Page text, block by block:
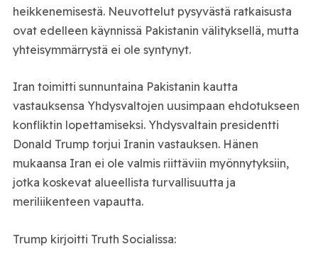
heikkenemisestä. Neuvottelut pysyvästä ratkaisusta
ovat edelleen käynnissä Pakistanin välityksellä, mutta
yhteisymmärrystä ei ole syntynyt.
Iran toimitti sunnuntaina Pakistanin kautta
vastauksensa Yhdysvaltojen uusimpaan ehdotukseen
konfliktin lopettamiseksi. Yhdysvaltain presidentti
Donald Trump torjui Iranin vastauksen. Hänen
mukaansa Iran ei ole valmis riittäviin myönnytyksiin,
jotka koskevat alueellista turvallisuutta ja
meriliikenteen vapautta.
Trump kirjoitti Truth Socialissa: